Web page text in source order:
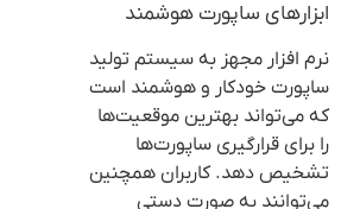
ابزارهای ساپورت هوشمند
نرم افزار مجهز به سیستم تولید
ساپورت خودکار و هوشمند است
که می‌تواند بهترین موقعیت‌ها
را برای قرارگیری ساپورت‌ها
تشخیص دهد. کاربران همچنین
می‌توانند به صورت دستی